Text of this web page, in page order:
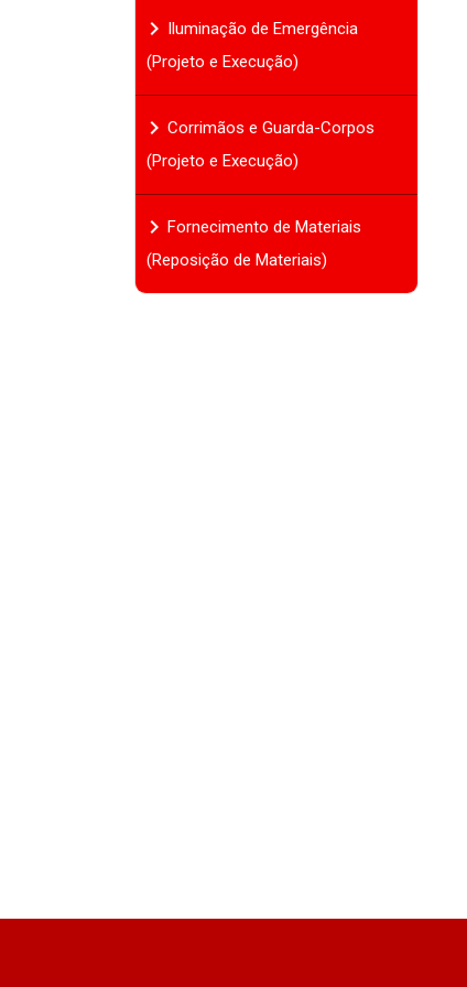
chevron_right Iluminação de Emergência
(Projeto e Execução)
chevron_right Corrimãos e Guarda-Corpos
(Projeto e Execução)
chevron_right Fornecimento de Materiais
(Reposição de Materiais)